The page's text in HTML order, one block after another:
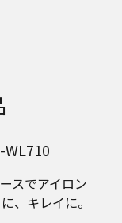
WL710
スでアイロン
、キレイに。